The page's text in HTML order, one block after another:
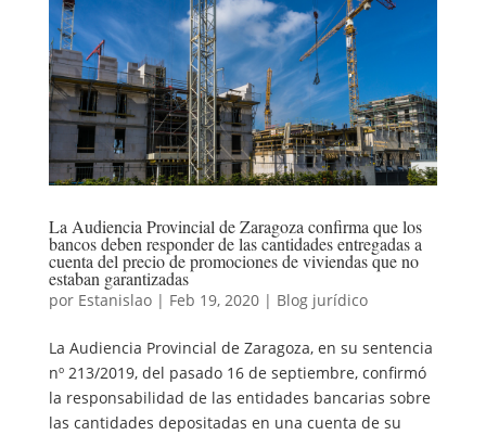
La Audiencia Provincial de Zaragoza confirma que los
bancos deben responder de las cantidades entregadas a
cuenta del precio de promociones de viviendas que no
estaban garantizadas
por Estanislao| Feb 19, 2020| Blog jurídico
La Audiencia Provincial de Zaragoza, en su sentencia
nº 213/2019, del pasado 16 de septiembre, confirmó
la responsabilidad de las entidades bancarias sobre
las cantidades depositadas en una cuenta de su